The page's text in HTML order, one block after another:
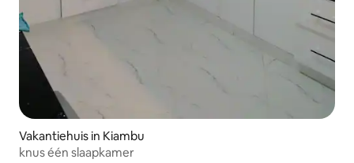
Vakantiehuis in Kiambu
knus één slaapkamer